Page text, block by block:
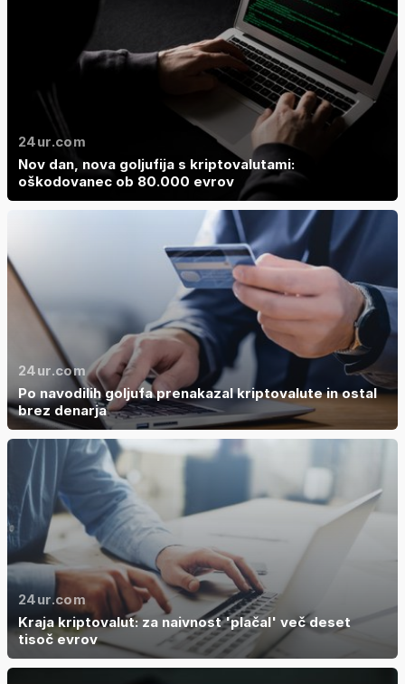
24ur.com
Nov dan, nova goljufija s kriptovalutami:
oškodovanec ob 80.000 evrov
24ur.com
Po navodilih goljufa prenakazal kriptovalute in ostal
brez denarja
24ur.com
Kraja kriptovalut: za naivnost 'plačal' več deset
tisoč evrov